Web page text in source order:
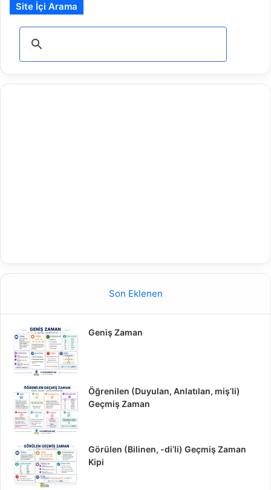
Site İçi Arama
Son Eklenen
Geniş Zaman
Öğrenilen (Duyulan, Anlatılan, miş’li)
Geçmiş Zaman
Görülen (Bilinen, -di’li) Geçmiş Zaman
Kipi